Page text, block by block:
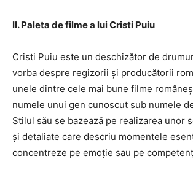
II. Paleta de filme a lui Cristi Puiu
Cristi Puiu este un deschizător de
vorba despre regizorii și producătorii
unele dintre cele mai bune filme
numele unui gen cunoscut sub numele
Stilul său se bazează pe realizarea unor
și detaliate care descriu momentele
concentreze pe emoție sau pe